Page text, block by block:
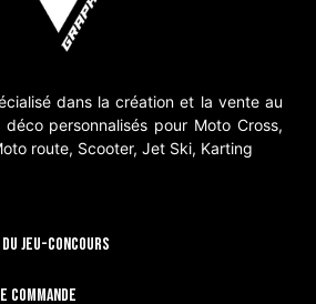
dans la création et la vente au
personnalisés pour Moto Cross,
route, Scooter, Jet Ski, Karting
JEU-CONCOURS
commande